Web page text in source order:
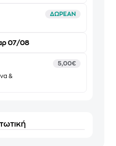
ΔΩΡΕΑΝ
07/08
&
5,00€